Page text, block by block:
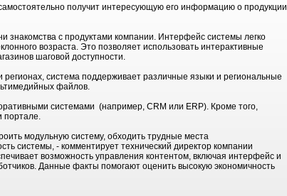
получит интересующую его информацию о продукции
знакомства с продуктами компании. Интерфейс системы легко
возраста. Это позволяет использовать интерактивные
шаговой доступности.
регионах, система поддерживает различные языки и региональные
файлов.
системами (например, CRM или ERP). Кроме того,
портале.
модульную систему, обходить трудные места
системы, - комментирует технический директор компании
возможность управления контентом, включая интерфейс и
Данные факты помогают оценить высокую экономичность